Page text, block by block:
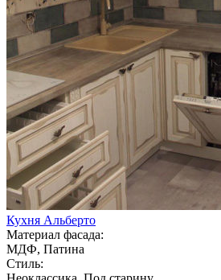
Кухня Альберто
Материал фасада:
МДФ, Патина
Стиль: